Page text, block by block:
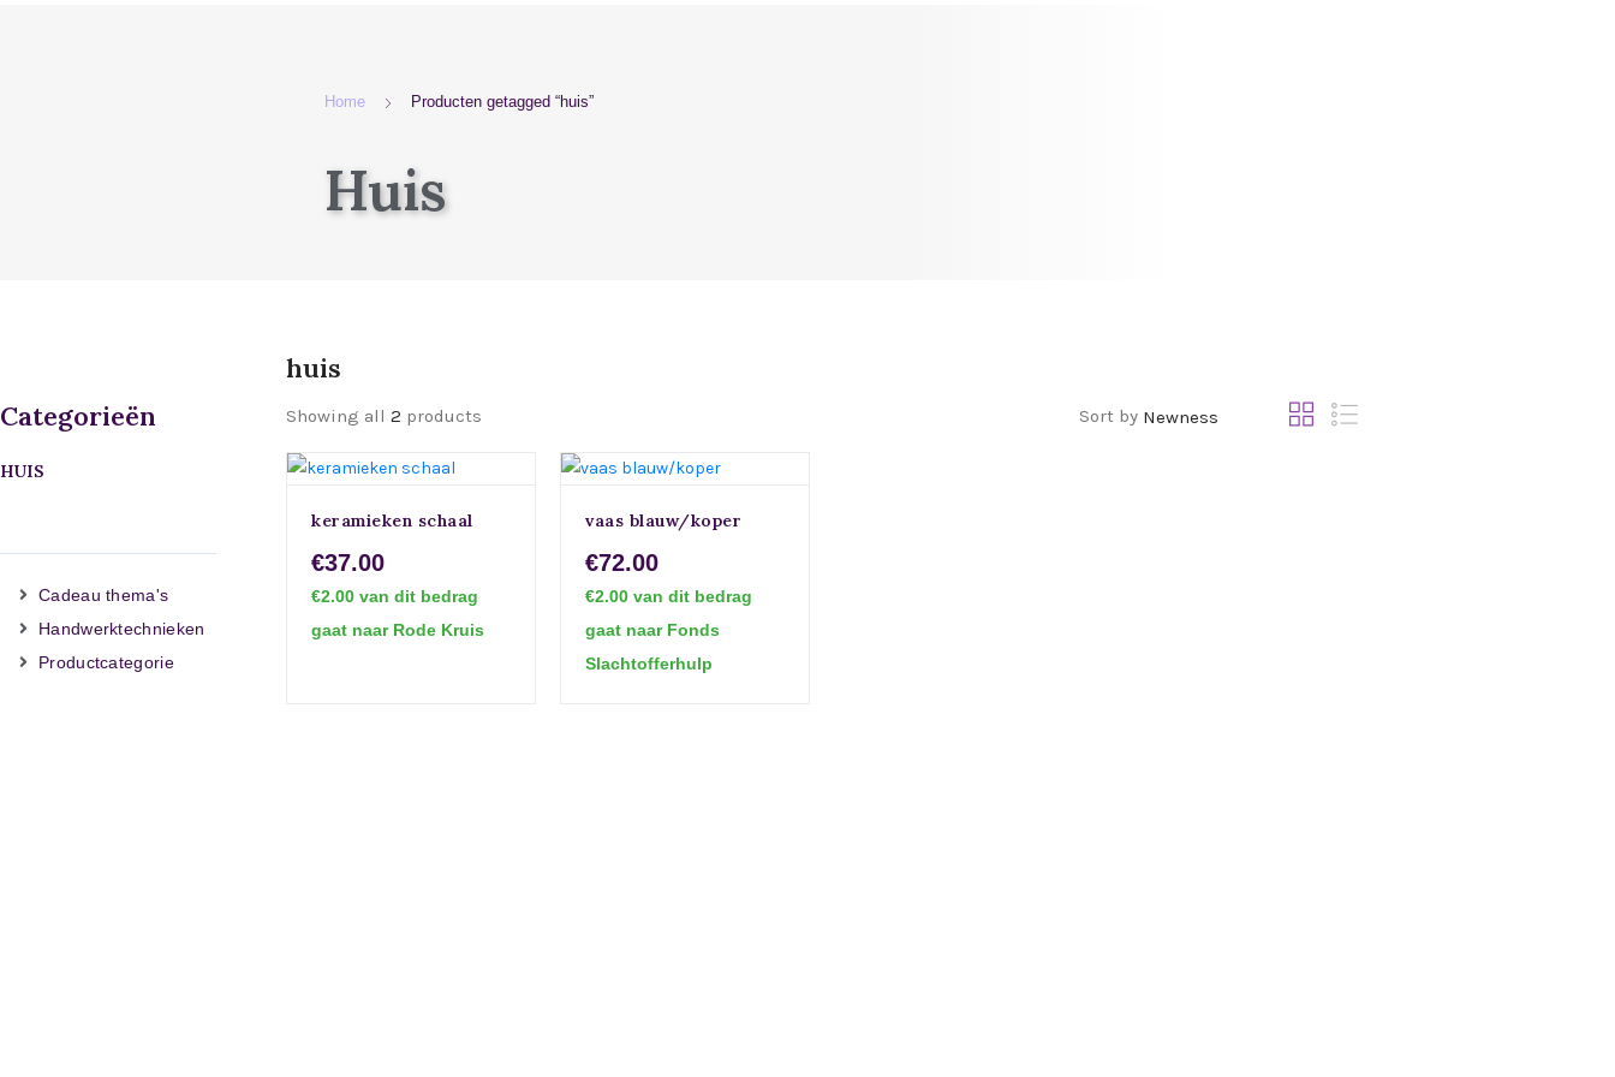
Home Producten getagged “huis”
Huis
Categorieën
HUIS
Cadeau thema's
Handwerktechnieken
Productcategorie
huis
Showing all 2 products Sort by
keramieken schaal
€37.00
€2.00 van dit bedrag
gaat naar Rode Kruis
vaas blauw/koper
€72.00
€2.00 van dit bedrag
gaat naar Fonds
Slachtofferhulp